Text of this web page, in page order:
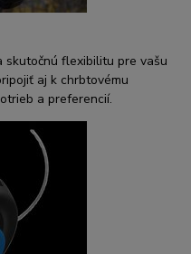
skutočnú flexibilitu pre vašu
aj k chrbtovému
a preferencií.